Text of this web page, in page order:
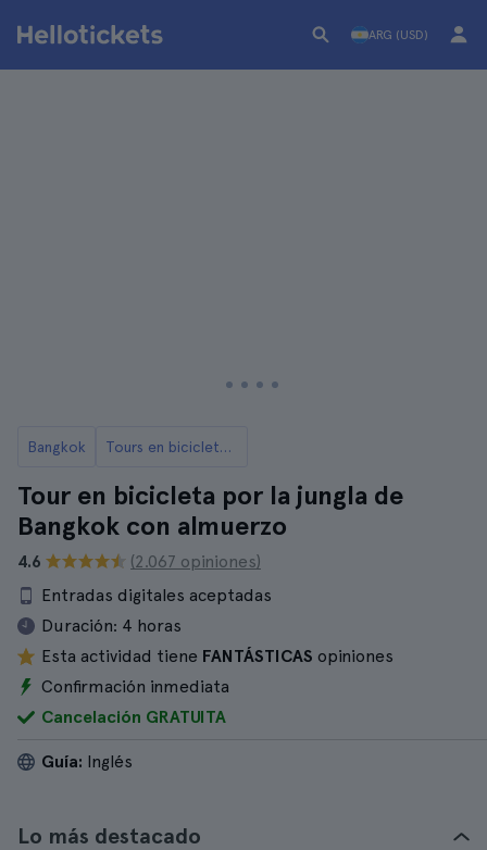
ARG (USD)
Bangkok Tours en bicicleta por Bangkok
Tour en bicicleta por la jungla de
Bangkok con almuerzo
4.6
(2.067 opiniones)
Entradas digitales aceptadas
Duración: 4 horas
Esta actividad tiene FANTÁSTICAS opiniones
Confirmación inmediata
Cancelación GRATUITA
Guía: Inglés
Lo más destacado